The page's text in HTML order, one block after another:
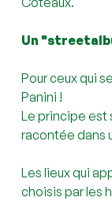
Un
Pour ceux qui
Panini !
Le principe est
racontée dans
Les lieux qui
choisis par les